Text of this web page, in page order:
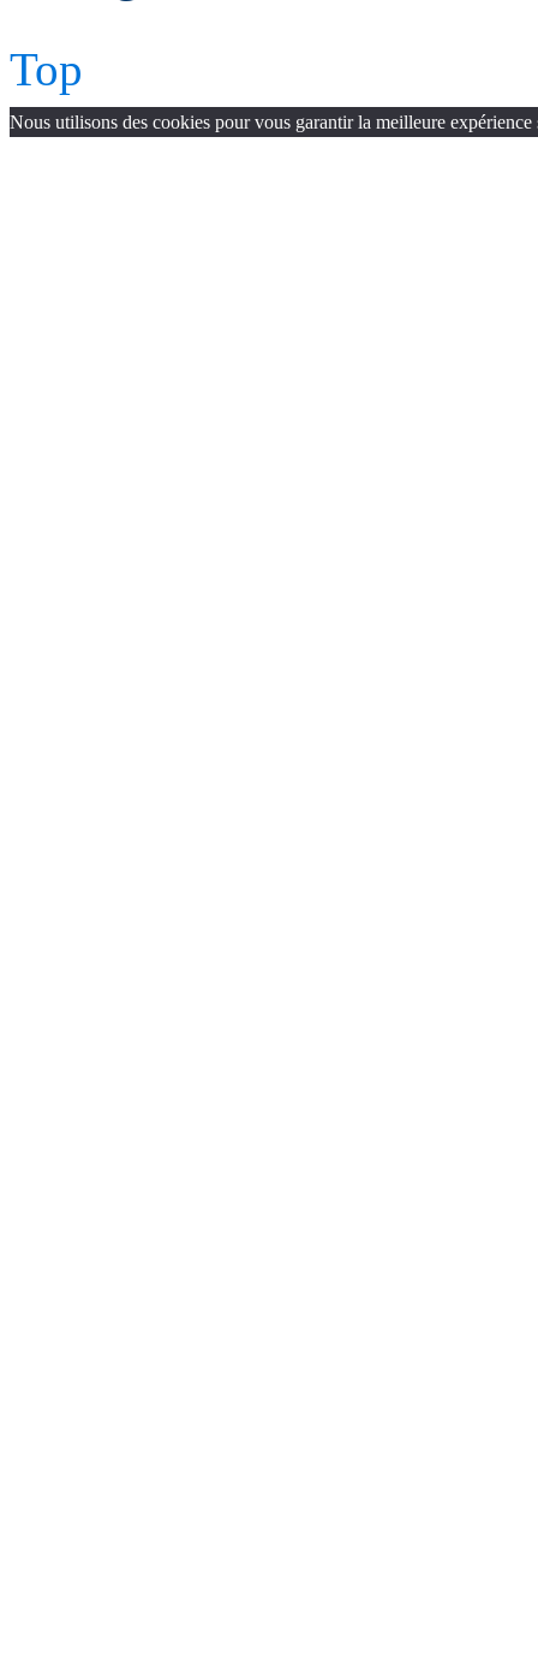
Top
Nous utilisons des cookies pour vous garantir la meilleure expérience